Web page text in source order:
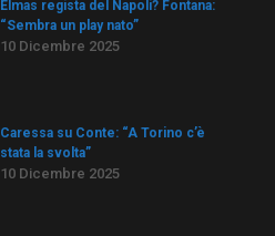
Elmas regista del Napoli? Fontana:
“Sembra un play nato”
10 Dicembre 2025
Caressa su Conte: “A Torino c’è
stata la svolta”
10 Dicembre 2025